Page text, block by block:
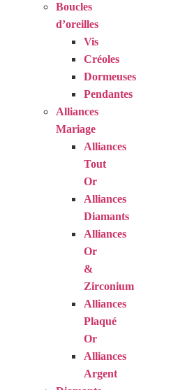
Boucles
d’oreilles
Vis
Créoles
Dormeuses
Pendantes
Alliances
Mariage
Alliances
Tout
Or
Alliances
Diamants
Alliances
Or
&
Zirconium
Alliances
Plaqué
Or
Alliances
Argent